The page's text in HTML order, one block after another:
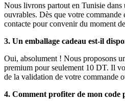
Nous livrons partout en Tunisie dans
ouvrables. Dès que votre
contacte pour convenir du moment
3. Un emballage cadeau est-il
Oui, absolument ! Nous proposons
premium pour seulement 10 DT. Il
de la validation de votre commande
4. Comment profiter de mon code